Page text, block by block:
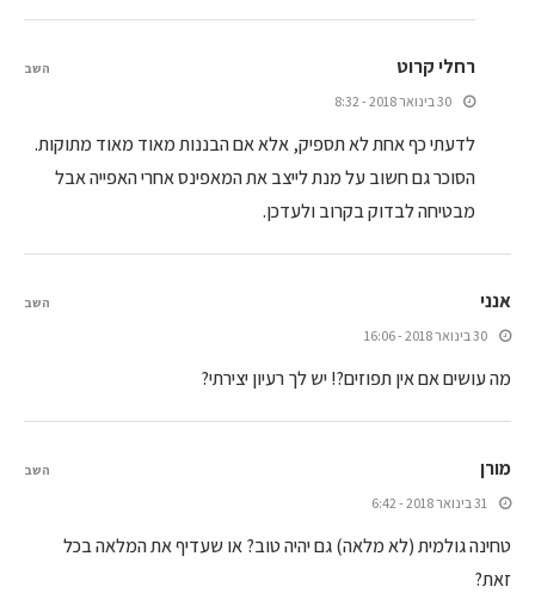
רחלי קרוט
30 בינואר 2018 - 8:32
לדעתי כף אחת לא תספיק, אלא אם הבננות מאוד מאוד מתוקות.
הסוכר גם חשוב על מנת לייצב את המאפינס אחרי האפייה אבל
מבטיחה לבדוק בקרוב ולעדכן.
השב
אנני
30 בינואר 2018 - 16:06
מה עושים אם אין תפוזים?! יש לך רעיון יצירתי?
השב
מורן
31 בינואר 2018 - 6:42
טחינה גולמית (לא מלאה) גם יהיה טוב? או שעדיף את המלאה בכל
זאת?
השב